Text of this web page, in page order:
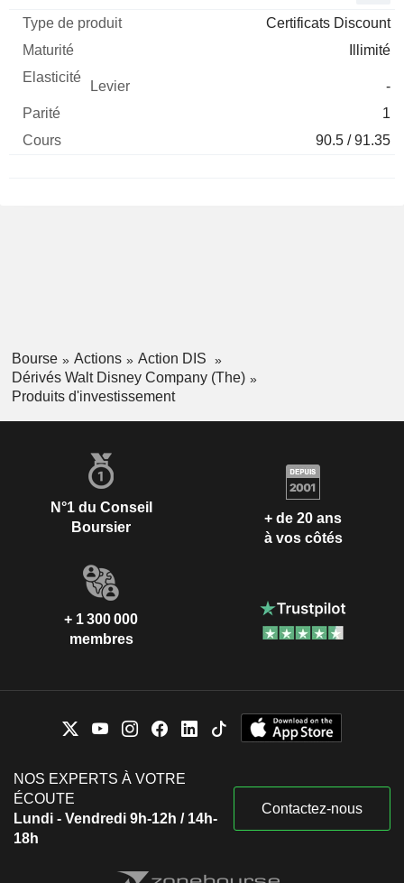
Certificats Discount
Illimité
-
1
90.5 / 91.35
Bourse Actions
Action DIS
Dérivés Walt Disney Company (The)
Produits d'investissement
N°1 du Conseil
Boursier
+ de 20 ans
à vos côtés
+ 1 300 000
membres
NOS EXPERTS À VOTRE
ÉCOUTE
Lundi - Vendredi 9h-12h / 14h-
18h
Contactez-nous